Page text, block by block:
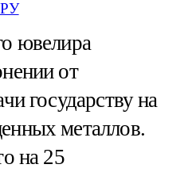
ювелира
от
государству на
металлов.
на 25